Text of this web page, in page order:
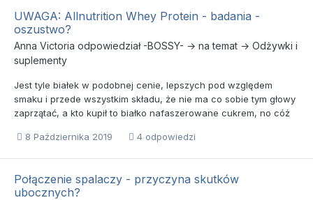
UWAGA: Allnutrition Whey Protein - badania -
oszustwo?
Anna Victoria odpowiedział -BOSSY- → na temat → Odżywki i
suplementy
Jest tyle białek w podobnej cenie, lepszych pod względem
smaku i przede wszystkim składu, że nie ma co sobie tym głowy
zaprzątać, a kto kupił to białko nafaszerowane cukrem, no cóż
8 Października 2019 4 odpowiedzi
Połączenie spalaczy - przyczyna skutków
ubocznych?